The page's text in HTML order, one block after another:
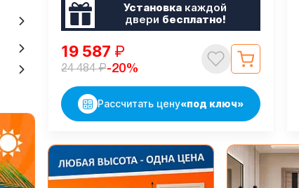
Установка каждой
двери бесплатно!
19 587 ₽
24 484₽-20%
Рассчитать цену«под ключ»